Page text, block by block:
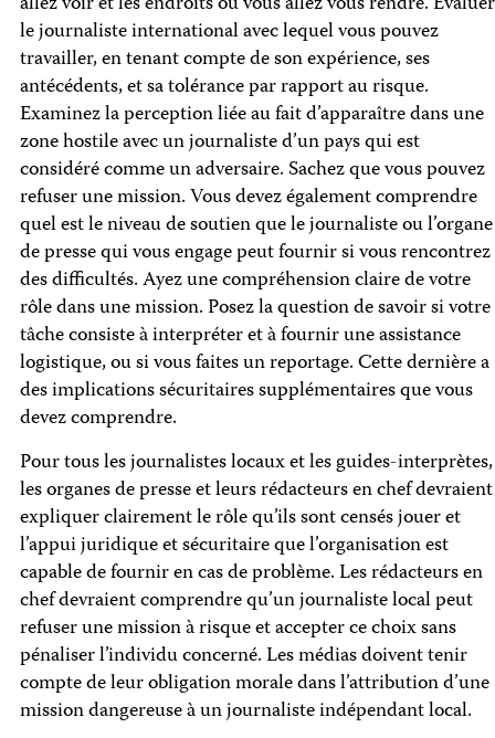
le journaliste international avec lequel vous pouvez
travailler, en tenant compte de son expérience, ses
antécédents, et sa tolérance par rapport au risque.
Examinez la perception liée au fait d’apparaître dans une
zone hostile avec un journaliste d’un pays qui est
considéré comme un adversaire. Sachez que vous pouvez
refuser une mission. Vous devez également comprendre
quel est le niveau de soutien que le journaliste ou l’organe
de presse qui vous engage peut fournir si vous rencontrez
des difficultés. Ayez une compréhension claire de votre
rôle dans une mission. Posez la question de savoir si votre
tâche consiste à interpréter et à fournir une assistance
logistique, ou si vous faites un reportage. Cette dernière a
des implications sécuritaires supplémentaires que vous
devez comprendre.
Pour tous les journalistes locaux et les guides-interprètes,
les organes de presse et leurs rédacteurs en chef devraient
expliquer clairement le rôle qu’ils sont censés jouer et
l’appui juridique et sécuritaire que l’organisation est
capable de fournir en cas de problème. Les rédacteurs en
chef devraient comprendre qu’un journaliste local peut
refuser une mission à risque et accepter ce choix sans
pénaliser l’individu concerné. Les médias doivent tenir
compte de leur obligation morale dans l’attribution d’une
mission dangereuse à un journaliste indépendant local.